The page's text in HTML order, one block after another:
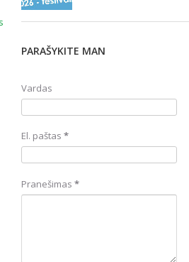
PARAŠYKITE MAN
Vardas
El. paštas *
Pranešimas *